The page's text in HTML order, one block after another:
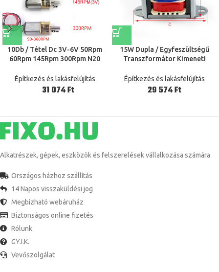
10Db / Tétel Dc 3V-6V 50Rpm
60Rpm 145Rpm 300Rpm N20
Váltómű Sebességváltó
Villanymotor Lengőkar Tengely
Építkezés és lakásfelújítás
Ft
15W Dupla / Egyfeszültségű
Transzformátor Kimeneti
Bemenet 220V 380Vâ Â
Feszültség Rézszigetelő
Építkezés és lakásfelújítás
Ft
Alkatrészek, gépek, eszközök és felszerelések vállalkozása számára
Országos házhoz szállítás
14 Napos visszaküldési jog
Megbízható webáruház
Biztonságos online fizetés
Rólunk
GY.I.K.
Vevőszolgálat